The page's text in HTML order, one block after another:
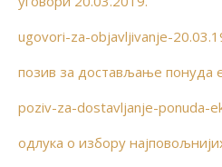
ugovori-za-objavljivanje-
позив за достављање понуда
poziv-za-dostavljanje-ponuda-
одлука о избору